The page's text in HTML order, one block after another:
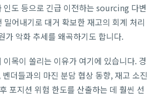
인도 등으로 긴급 이전하는 sourcing 다변
어내기로 대거 확보한 재고의 회계 처리
가 악화 추세를 왜곡하기도 합니다.
목이 쏠리는 이유가 여기에 있습니다. 경
더들과의 마진 분담 협상 동향, 재고 소진
포지션 위험 한도를 산출하는 데 훨씬 선